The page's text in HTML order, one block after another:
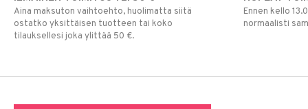
Aina maksuton vaihtoehto, huolimatta siitä
ostatko yksittäisen tuotteen tai koko
tilauksellesi joka ylittää 50 €.
Ennen kello
normaalisti